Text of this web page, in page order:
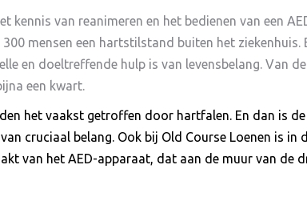
kennis van reanimeren en het bedienen van een
mensen een hartstilstand buiten het ziekenhuis.
en doeltreffende hulp is van levensbelang. Van de
een kwart.
het vaakst getroffen door hartfalen. En dan is de
cruciaal belang. Ook bij Old Course Loenen is in
van het AED-apparaat, dat aan de muur van de